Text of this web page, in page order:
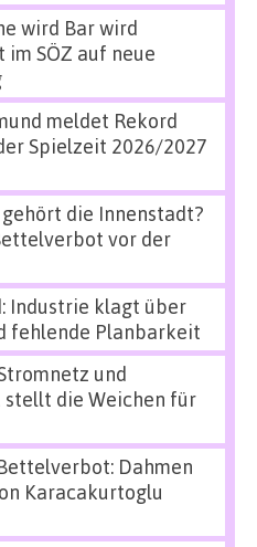
wird Bar wird
im SÖZ auf neue
meldet Rekord
Spielzeit 2026/2027
die Innenstadt?
vor der
Industrie klagt über
fehlende Planbarkeit
und
stellt die Weichen für
Dahmen
Karacakurtoglu